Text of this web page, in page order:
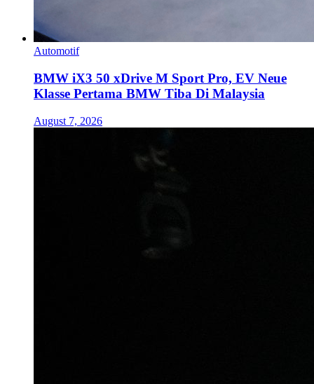
Automotif
BMW iX3 50 xDrive M Sport Pro, EV Neue
Klasse Pertama BMW Tiba Di Malaysia
August 7, 2026